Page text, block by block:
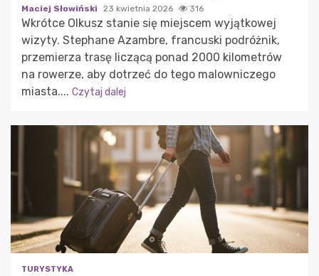
Maciej Słowiński 23 kwietnia 2026 316
Wkrótce Olkusz stanie się miejscem wyjątkowej
wizyty. Stephane Azambre, francuski podróżnik,
przemierza trasę liczącą ponad 2000 kilometrów
na rowerze, aby dotrzeć do tego malowniczego
miasta.... Czytaj dalej
TURYSTYKA